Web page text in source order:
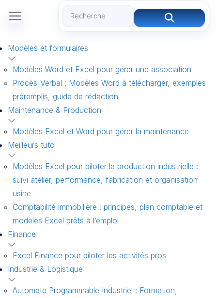
Modèles et formulaires
Modèles Word et Excel pour gérer une association
Procès-Verbal : Modèles Word à télécharger, exemples
préremplis, guide de rédaction
Maintenance & Production
Modèles Excel et Word pour gérer la maintenance
Meilleurs tuto
Modèles Excel pour piloter la production industrielle :
suivi atelier, performance, fabrication et organisation
usine
Comptabilité immobilière : principes, plan comptable et
modèles Excel prêts à l’emploi
Finance
Excel Finance pour piloter les activités pros
Industrie & Logistique
Automate Programmable Industriel : Formation,